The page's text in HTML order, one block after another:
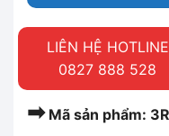
LIÊN HỆ HOTLINE
0827 888 528
➡Mã sản phẩm: